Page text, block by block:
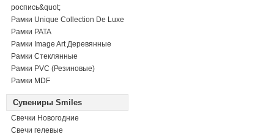
роспись&quot;
Рамки Unique Collection De Luxe
Рамки PATA
Рамки Image Art Деревянные
Рамки Стеклянные
Рамки PVC (Резиновые)
Рамки MDF
Сувениры Smiles
Свечки Новогодние
Свечи гелевые